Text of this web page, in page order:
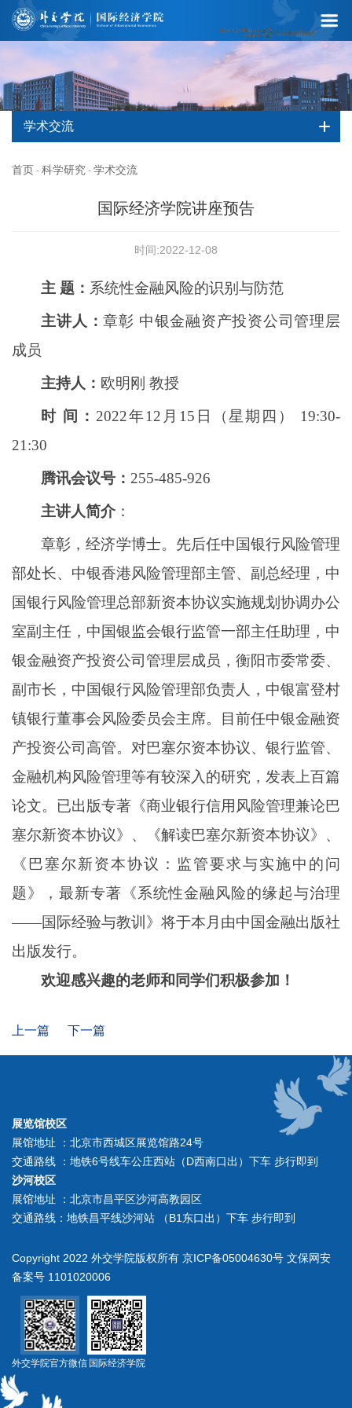
学术交流
首页 - 科学研究 - 学术交流
国际经济学院讲座预告
时间:2022-12-08
主 题： 系统性金融风险的识别与防范
主讲人：章彰 中银金融资产投资公司管理层
成员
主持人： 欧明刚 教授
时 间： 2022年12月15日（星期四） 19:30-
21:30
腾讯会议号： 255-485-926
主讲人简介 ：
章彰，经济学博士。先后任中国银行风险管理
部处长、中银香港风险管理部主管、副总经理，中
国银行风险管理总部新资本协议实施规划协调办公
室副主任，中国银监会银行监管一部主任助理，中
银金融资产投资公司管理层成员，衡阳市委常委、
副市长，中国银行风险管理部负责人，中银富登村
镇银行董事会风险委员会主席。目前任中银金融资
产投资公司高管。对巴塞尔资本协议、银行监管、
金融机构风险管理等有较深入的研究，发表上百篇
论文。已出版专著《商业银行信用风险管理兼论巴
塞尔新资本协议》、《解读巴塞尔新资本协议》、
《巴塞尔新资本协议：监管要求与实施中的问
题》，最新专著《系统性金融风险的缘起与治理
——国际经验与教训》将于本月由中国金融出版社
出版发行。
欢迎感兴趣的老师和同学们积极参加！
上一篇 下一篇
展览馆校区
展馆地址 ：北京市西城区展览馆路24号
交通路线 ：地铁6号线车公庄西站（D西南口出）下车 步行即到
沙河校区
展馆地址 ：北京市昌平区沙河高教园区
交通路线：地铁昌平线沙河站 （B1东口出）下车 步行即到
Copyright 2022 外交学院版权所有 京ICP备05004630号 文保网安
备案号 1101020006
外交学院官方微信 国际经济学院